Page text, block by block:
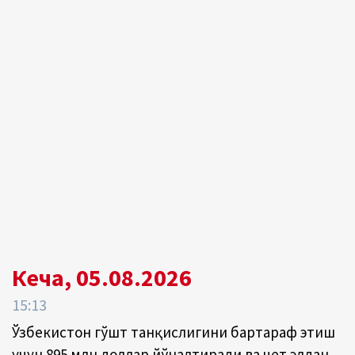
Кеча, 05.08.2026
15:13
Ўзбекистон гўшт танқислигини бартараф этиш